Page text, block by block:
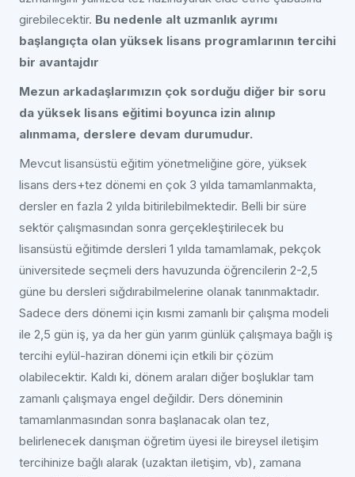
girebilecektir. Bu nedenle alt uzmanlık ayrımı
başlangıçta olan yüksek lisans programlarının tercihi
bir avantajdır
Mezun arkadaşlarımızın çok sorduğu diğer bir soru
da yüksek lisans eğitimi boyunca izin alınıp
alınmama, derslere devam durumudur.
Mevcut lisansüstü eğitim yönetmeliğine göre, yüksek
lisans ders+tez dönemi en çok 3 yılda tamamlanmakta,
dersler en fazla 2 yılda bitirilebilmektedir. Belli bir süre
sektör çalışmasından sonra gerçekleştirilecek bu
lisansüstü eğitimde dersleri 1 yılda tamamlamak, pekçok
üniversitede seçmeli ders havuzunda öğrencilerin 2-2,5
güne bu dersleri sığdırabilmelerine olanak tanınmaktadır.
Sadece ders dönemi için kısmi zamanlı bir çalışma modeli
ile 2,5 gün iş, ya da her gün yarım günlük çalışmaya bağlı iş
tercihi eylül-haziran dönemi için etkili bir çözüm
olabilecektir. Kaldı ki, dönem araları diğer boşluklar tam
zamanlı çalışmaya engel değildir. Ders döneminin
tamamlanmasından sonra başlanacak olan tez,
belirlenecek danışman öğretim üyesi ile bireysel iletişim
tercihinize bağlı alarak (uzaktan iletişim, vb), zamana